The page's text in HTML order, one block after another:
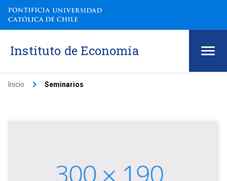
Instituto de Economía
Inicio keyboard_arrow_right Seminarios